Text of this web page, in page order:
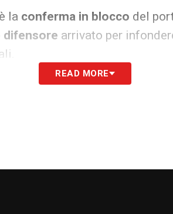
la conferma in blocco del
difensore arrivato per
conseguenza dellabuona
garantendo al reparto
READ MORE